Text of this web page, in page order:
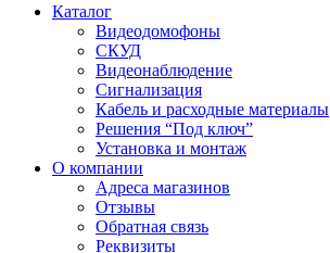
Каталог
Видеодомофоны
СКУД
Видеонаблюдение
Сигнализация
Кабель и расходные материалы
Решения “Под ключ”
Установка и монтаж
О компании
Адреса магазинов
Отзывы
Обратная связь
Реквизиты